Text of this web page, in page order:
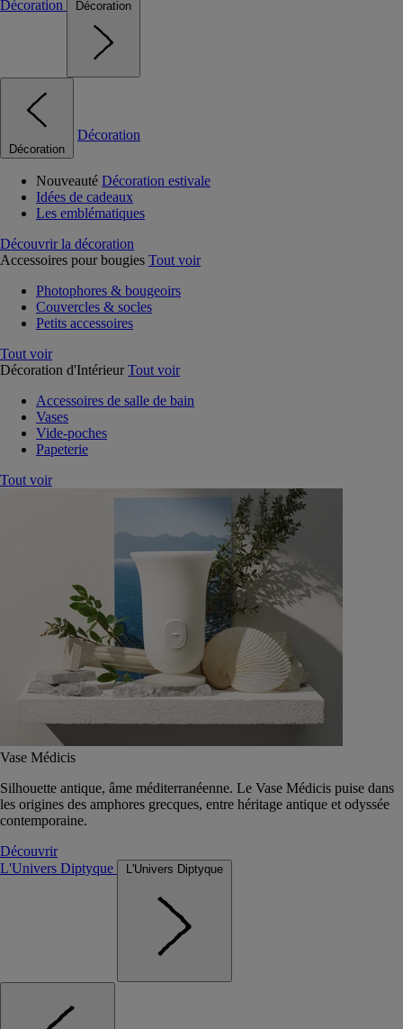
Décoration Décoration
Décoration
Décoration
Nouveauté Décoration estivale
Idées de cadeaux
Les emblématiques
Découvrir la décoration
Accessoires pour bougies Tout voir
Photophores & bougeoirs
Couvercles & socles
Petits accessoires
Tout voir
Décoration d'Intérieur Tout voir
Accessoires de salle de bain
Vases
Vide-poches
Papeterie
Tout voir
Vase Médicis
Silhouette antique, âme méditerranéenne. Le Vase Médicis puise dans
les origines des amphores grecques, entre héritage antique et odyssée
contemporaine.
Découvrir
L'Univers Diptyque
L'Univers Diptyque